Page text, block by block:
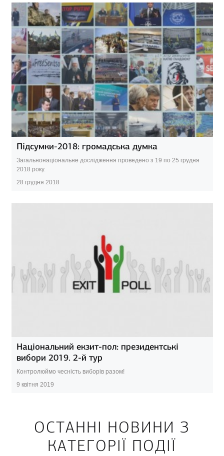
Підсумки-2018: громадська думка
Загальнонаціональне дослідження проведено з 19 по 25 грудня
2018 року.
28 грудня 2018
Національний екзит-пол: президентські
вибори 2019. 2-й тур
Контролюймо чесність виборів разом!
9 квітня 2019
ОСТАННІ НОВИНИ З
КАТЕГОРІЇ ПОДІЇ